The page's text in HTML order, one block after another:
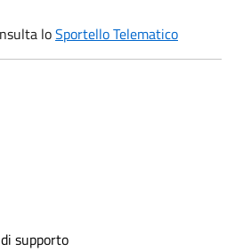
loSportello Telematico
supporto